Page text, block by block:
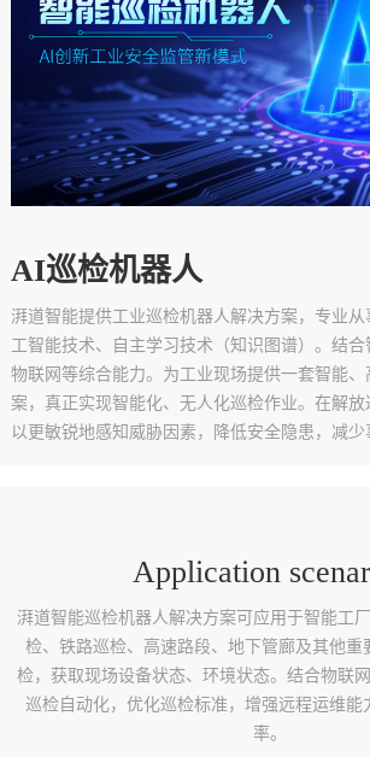
AI巡检机器人
湃道智能提供工业巡检机器人解决方案，专业
工智能技术、自主学习技术（知识图谱）。结合
物联网等综合能力。为工业现场提供一套智能
案，真正实现智能化、无人化巡检作业。在解放
以更敏锐地感知威胁因素，降低安全隐患，减少
Application
湃道智能巡检机器人解决方案可应⽤于智能工
检、铁路巡检、高速路段、地下管廊及其他重
检，获取现场设备状态、环境状态。结合物联
巡检自动化，优化巡检标准，增强远程运维能
率。